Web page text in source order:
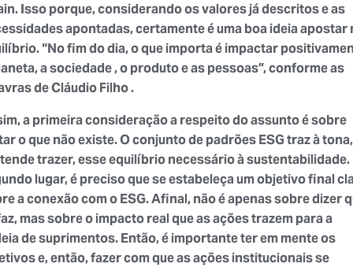
Isso porque, considerando os valores já descritos e as
apontadas, certamente é uma boa ideia apostar
“No fim do dia, o que importa é impactar
a sociedade , o produto e as pessoas”, conforme as
de Cláudio Filho .
a primeira consideração a respeito do assunto é sobre
o que não existe. O conjunto de padrões ESG traz à
trazer, esse equilíbrio necessário à sustentabilidade.
lugar, é preciso que se estabeleça um objetivo final
a conexão com o ESG. Afinal, não é apenas sobre dizer
mas sobre o impacto real que as ações trazem para a
de suprimentos. Então, é importante ter em mente os
e, então, fazer com que as ações institucionais se